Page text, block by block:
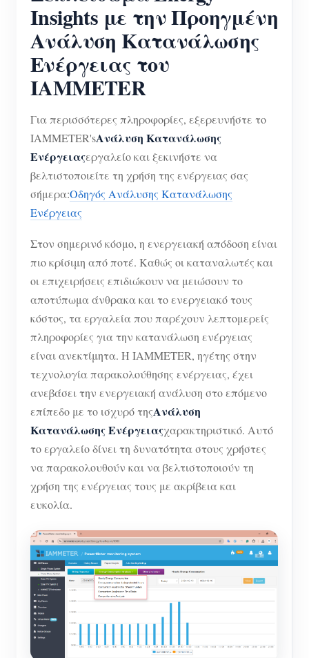
Ελεγκτής ισχύος WiFi
IAMMETER Cloud Pro
Υπηρεσία αυτο-φιλοξενίας
Φορτιστής EV
Εικονικός μετρητής
Σύστημα Πρόβλεψης και Προσομοίωσης
Ενέργειας
Εφαρμογές
Επιτηρητής ενέργειας ηλιακού φωτοβολταϊκού
συστήματος
Παρακολούθηση Χρήσης Ηλεκτρικής Ενέργειας
Σύστημα ελέγχου Φ/Β θερμαντήρα
Οικιακός αυτοματισμός
Ενεργειακή Παρακολούθηση Εργοστασίων
Κατάστημα
Πόροι
Γρήγορη εκκίνηση προϊόντος
Εγγραφο
Εκπαιδευτικό βίντεο
FAQ
Νέα
Blogs
Κοινότητα
Προγραμματιστής
Εξερευνώ
Πρόγραμμα επιβράβευσης
Επικοινωνία
Σχετικά με εμάς
Insights με την Προηγμένη
Ανάλυση Κατανάλωσης
Ενέργειας του
IAMMETER
Για περισσότερες πληροφορίες, εξερευνήστε το
IAMMETER'sΑνάλυση Κατανάλωσης
Ενέργειαςεργαλείο και ξεκινήστε να
βελτιστοποιείτε τη χρήση της ενέργειας σας
σήμερα:Οδηγός Ανάλυσης Κατανάλωσης
Ενέργειας
Στον σημερινό κόσμο, η ενεργειακή απόδοση είναι
πιο κρίσιμη από ποτέ. Καθώς οι καταναλωτές και
οι επιχειρήσεις επιδιώκουν να μειώσουν το
αποτύπωμα άνθρακα και το ενεργειακό τους
κόστος, τα εργαλεία που παρέχουν λεπτομερείς
πληροφορίες για την κατανάλωση ενέργειας
είναι ανεκτίμητα. Η IAMMETER, ηγέτης στην
τεχνολογία παρακολούθησης ενέργειας, έχει
ανεβάσει την ενεργειακή ανάλυση στο επόμενο
επίπεδο με το ισχυρό τηςΑνάλυση
Κατανάλωσης Ενέργειαςχαρακτηριστικό. Αυτό
το εργαλείο δίνει τη δυνατότητα στους χρήστες
να παρακολουθούν και να βελτιστοποιούν τη
χρήση της ενέργειας τους με ακρίβεια και
ευκολία.